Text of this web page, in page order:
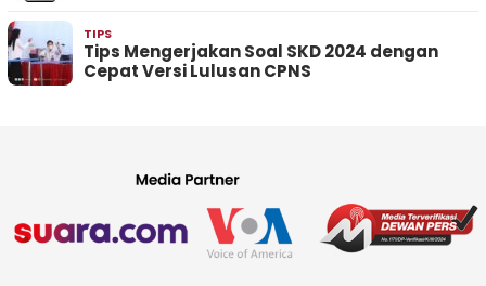
TIPS
Tips Mengerjakan Soal SKD 2024 dengan
Cepat Versi Lulusan CPNS